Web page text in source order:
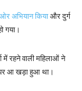
अभियान कियाऔर दुर्ग
गया।
में रहने वाली महिलाओं ने
आ खड़ा हुआ था।